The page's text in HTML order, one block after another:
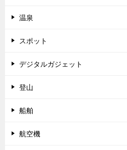
温泉
スポット
デジタルガジェット
登山
船舶
航空機